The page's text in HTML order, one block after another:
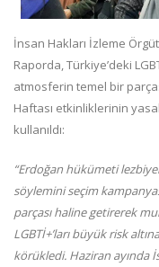
İnsan Hakları İzleme
Raporda, Türkiye’deki
atmosferin temel bir
Haftası etkinliklerinin
kullanıldı:
“Erdoğan hükümeti
söylemini seçim
parçası haline getirerek
LGBTİ+’ları büyük risk
körükledi. Haziran ayında